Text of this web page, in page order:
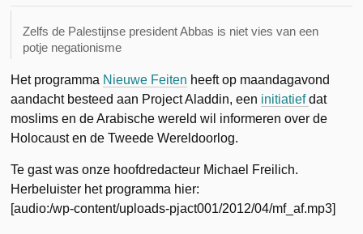
Zelfs de Palestijnse president Abbas is niet vies van een
potje negationisme
Het programma Nieuwe Feiten heeft op maandagavond
aandacht besteed aan Project Aladdin, een initiatiefdat
moslims en de Arabische wereld wil informeren over de
Holocaust en de Tweede Wereldoorlog.
Te gast was onze hoofdredacteur Michael Freilich.
Herbeluister het programma hier:
[audio:/wp-content/uploads-pjact001/2012/04/mf_af.mp3]